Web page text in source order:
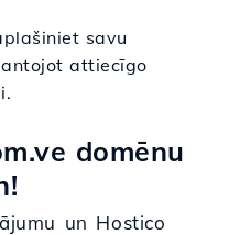
savu
attiecīgo
domēnu
un Hostico